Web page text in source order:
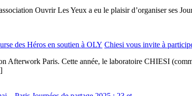
Ouvrir Les Yeux a eu le plaisir d’organiser ses
Chiesi vous invite à
Afterwork Paris. Cette année, le laboratoire CHIESI